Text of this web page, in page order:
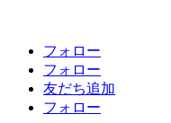
フォロー
フォロー
友だち追加
フォロー